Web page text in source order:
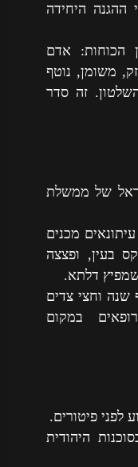
ההגנה היחידה
הכוחות: אדם
משומן, נוטף
זה סדר
של ממשלת
מכנים
בעין, ופצצה
דלתא.
שנה וחצי צדים
במקום
לפני פיטורים.
היהודית